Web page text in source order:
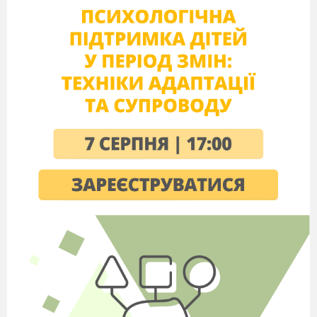
Снігом все позамітала.
Діти із сніжками грають
Їх у кульки все катають.
І ось дивина така
Вийшла баба ….. ( снігова)
Отже до нас у гості завітала Снігова Баба.
Спробуйте скласти її з геометричних фігур.
Для цього об'єднайтеся по троє та виконайте
завдання. ( Діти складають сніговика).
Які фігури використали для сніговика?
Наша гостя Снігова Баба сьогодні
допомагатиме нам впродовж дня.
Вправа «Сюрприз у конверті» Робота в
групах з ілюстративним матеріалом
1)За вікном Зима іде
Та сюрприз усім несе.
Щоб його нам відгадати